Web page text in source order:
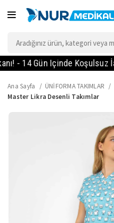
- 14 Gün Içinde Koşulsuz İade!
Ana Sayfa ÜNİFORMA TAKIMLAR
Master Likra Desenli Takımlar